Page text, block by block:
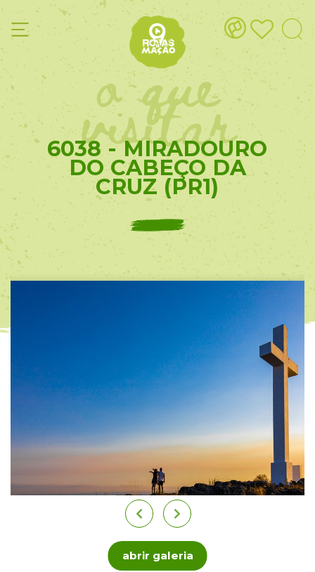
o que
visitar
6038 - MIRADOURO
DO CABEÇO DA
CRUZ (PR1)
abrir galeria